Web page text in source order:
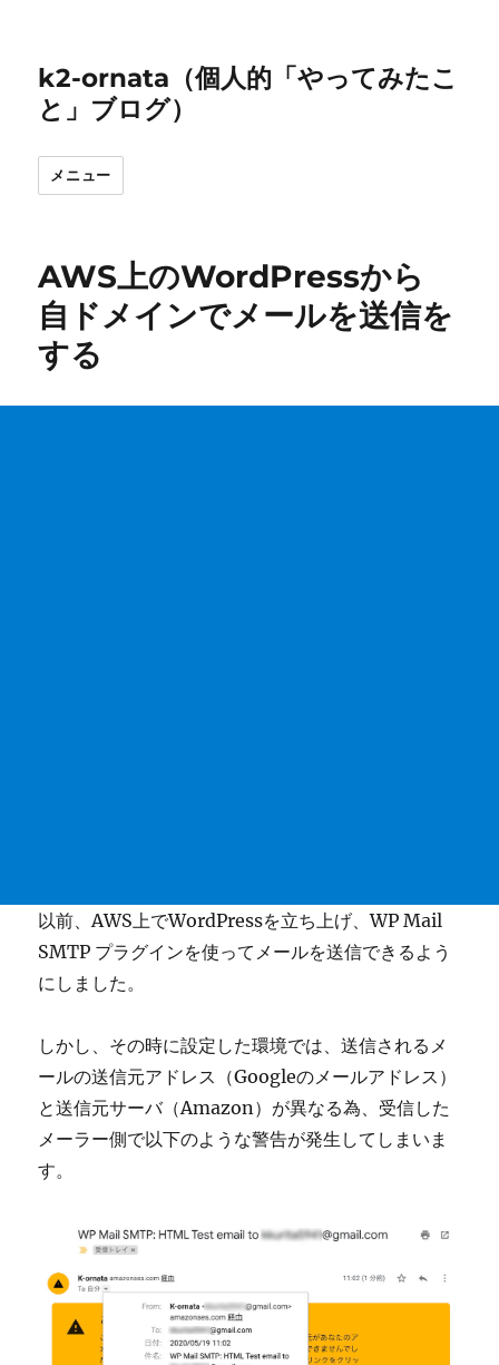
k2-ornata（個人的「やってみたこ
と」ブログ）
メニュー
AWS上のWordPressから
自ドメインでメールを送信を
する
以前、AWS上でWordPressを立ち上げ、WP Mail
SMTP プラグインを使ってメールを送信できるよう
にしました。
しかし、その時に設定した環境では、送信されるメ
ールの送信元アドレス（Googleのメールアドレス）
と送信元サーバ（Amazon）が異なる為、受信した
メーラー側で以下のような警告が発生してしまいま
す。